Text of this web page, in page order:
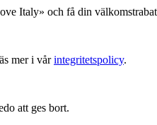
Italy» och få din
mer i vårintegritetspolicy.
att ges bort.